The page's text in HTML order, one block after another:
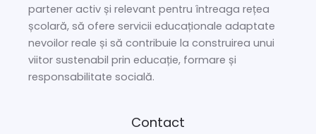
partener activ și relevant pentru întreaga rețea
școlară, să ofere servicii educaționale adaptate
nevoilor reale și să contribuie la construirea unui
viitor sustenabil prin educație, formare și
responsabilitate socială.
Contact